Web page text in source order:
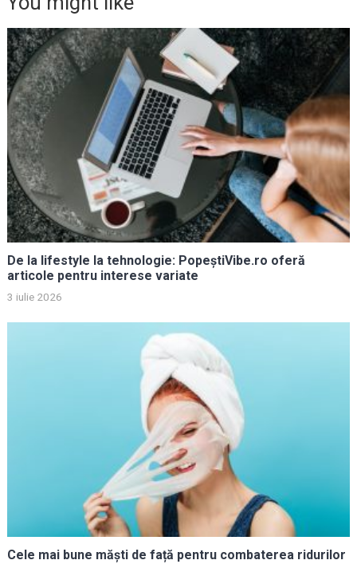
De la lifestyle la tehnologie: PopeștiVibe.ro oferă
articole pentru interese variate
3 iulie 2026
Cele mai bune măști de față pentru combaterea ridurilor